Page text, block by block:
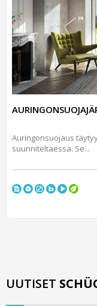
Auringonsuojaus
suunniteltaessa. Se...
UUTISET